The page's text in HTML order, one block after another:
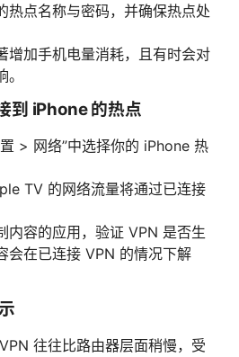
热点名称与密码，并确保热点处
增加手机电量消耗，且有时会对
到 iPhone 的热点
> 网络”中选择你的 iPhone 热
TV 的网络流量将通过已连接
内容的应用，验证 VPN 是否生
会在已连接 VPN 的情况下解
往往比路由器层面稍慢，受